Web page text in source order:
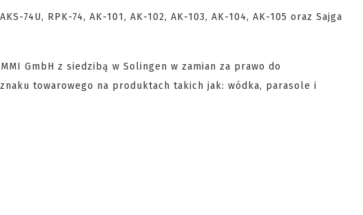
74U, RPK-74, AK-101, AK-102, AK-103, AK-104, AK-105 oraz Sajga
GmbH z siedzibą w Solingen w zamian za prawo do
towarowego na produktach takich jak: wódka, parasole i